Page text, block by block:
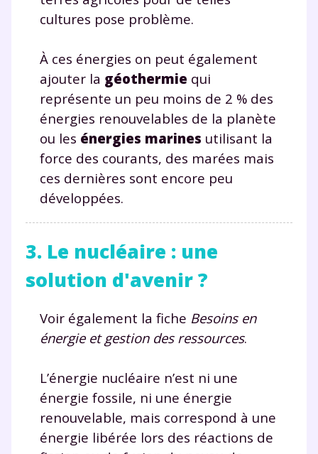
cultures pose problème.
À ces énergies on peut également
ajouter la géothermie qui
représente un peu moins de 2 % des
énergies renouvelables de la planète
ou les énergies marines utilisant la
force des courants, des marées mais
ces dernières sont encore peu
développées.
3. Le nucléaire : une
solution d'avenir ?
Voir également la fiche Besoins en
énergie et gestion des ressources.
L’énergie nucléaire n’est ni une
énergie fossile, ni une énergie
renouvelable, mais correspond à une
énergie libérée lors des réactions de
pendant 24h notre
plateforme de soutien
scolaire !
Fiches de cours et vidéos,exercices
corrigés,podcasts de révisions
Un espace dédié aux parents pour
suivre les progrès
Tout le programme scolaire du CP à
la Terminale
Des profs expérimentés disponibles
à la demande par tchat, audio ou
TESTER GRATUITEMENT
données à caractère personnel soient traitées par SEJER, sous
la marque myMaxicours, afin que SEJER puisse vous donner
accès au service de soutien scolaire pendant 24h. Pour en
savoir plus sur la gestion de vos données personnelles et
pour exercer vos droits, vous pouvez consulternotre
charte.